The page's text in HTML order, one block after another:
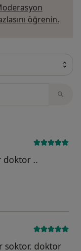
öğrenin.
doktor ..
soktor. doktor